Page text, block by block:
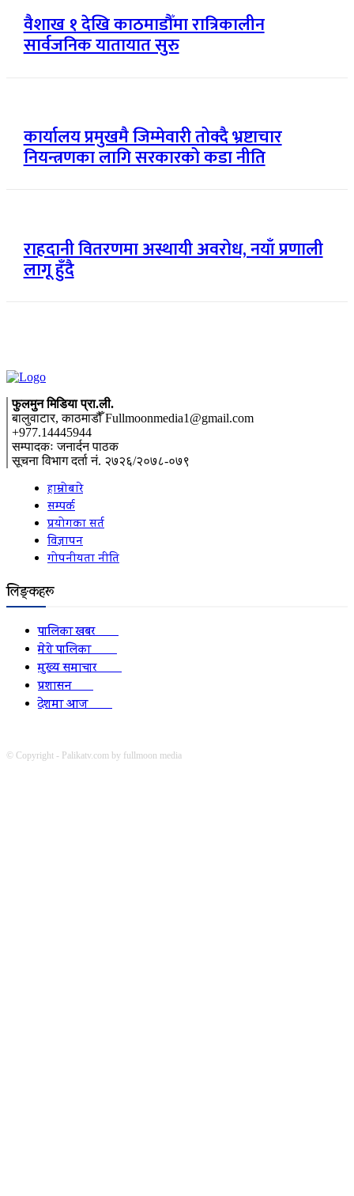
वैशाख १ देखि काठमाडौँमा रात्रिकालीन
सार्वजनिक यातायात सुरु
कार्यालय प्रमुखमै जिम्मेवारी तोक्दै भ्रष्टाचार
नियन्त्रणका लागि सरकारको कडा नीति
राहदानी वितरणमा अस्थायी अवरोध, नयाँ प्रणाली
लागू हुँदै
फुलमुन मिडिया प्रा.ली.
बालुवाटार, काठमाडौँ Fullmoonmedia1@gmail.com
+977.14445944
सम्पादकः जनार्दन पाठक
सूचना विभाग दर्ता नं. २७२६/२०७८-०७९
हाम्रोबारे
सम्पर्क
प्रयोगका सर्त
विज्ञापन
गोपनीयता नीति
लिङ्कहरू
पालिका खबर2152
मेरो पालिका2078
मुख्य समाचार2010
प्रशासन1341
देशमा आज1278
© Copyright - Palikatv.com by fullmoon media